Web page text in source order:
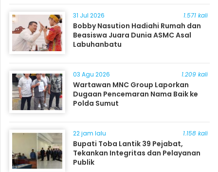
31 Jul 2026 1.571 kali
Bobby Nasution Hadiahi Rumah dan
Beasiswa Juara Dunia ASMC Asal
Labuhanbatu
03 Agu 2026 1.209 kali
Wartawan MNC Group Laporkan
Dugaan Pencemaran Nama Baik ke
Polda Sumut
22 jam lalu 1.158 kali
Bupati Toba Lantik 39 Pejabat,
Tekankan Integritas dan Pelayanan
Publik